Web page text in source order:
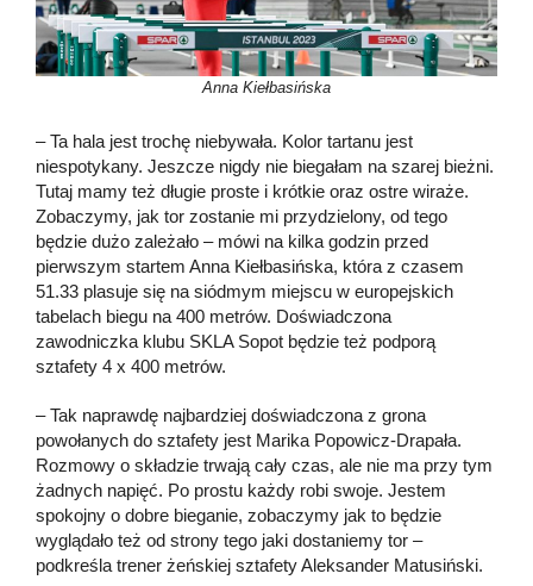
Anna Kiełbasińska
– Ta hala jest trochę niebywała. Kolor tartanu jest
niespotykany. Jeszcze nigdy nie biegałam na szarej bieżni.
Tutaj mamy też długie proste i krótkie oraz ostre wiraże.
Zobaczymy, jak tor zostanie mi przydzielony, od tego
będzie dużo zależało – mówi na kilka godzin przed
pierwszym startem Anna Kiełbasińska, która z czasem
51.33 plasuje się na siódmym miejscu w europejskich
tabelach biegu na 400 metrów. Doświadczona
zawodniczka klubu SKLA Sopot będzie też podporą
sztafety 4 x 400 metrów.
– Tak naprawdę najbardziej doświadczona z grona
powołanych do sztafety jest Marika Popowicz-Drapała.
Rozmowy o składzie trwają cały czas, ale nie ma przy tym
żadnych napięć. Po prostu każdy robi swoje. Jestem
spokojny o dobre bieganie, zobaczymy jak to będzie
wyglądało też od strony tego jaki dostaniemy tor –
podkreśla trener żeńskiej sztafety Aleksander Matusiński.